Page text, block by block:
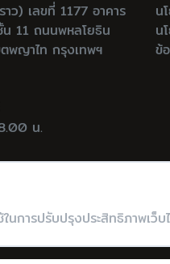
นการปรับปรุงประสิทธิภาพเว็
ว) เลขที่ 1177 อาคาร
11 ถนนพหลโยธิน
พญาไท กรุงเทพฯ
น.
น
น
ข้